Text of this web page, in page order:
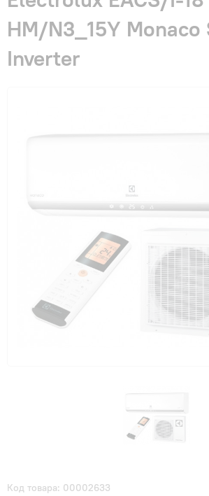
Гарантия и сервис
Монтаж
HM/N3_15Y Monaco
Inverter
Код товара: 00002633